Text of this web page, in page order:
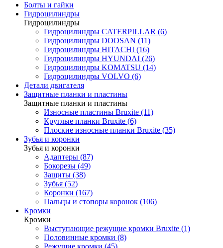
Болты и гайки
Гидроцилиндры
Гидроцилиндры
Гидроцилиндры CATERPILLAR (6)
Гидроцилиндры DOOSAN (11)
Гидроцилиндры HITACHI (16)
Гидроцилиндры HYUNDAI (26)
Гидроцилиндры KOMATSU (14)
Гидроцилиндры VOLVO (6)
Детали двигателя
Защитные планки и пластины
Защитные планки и пластины
Износные пластины Bruxite (11)
Круглые планки Bruxite (6)
Плоские износные планки Bruxite (35)
Зубья и коронки
Зубья и коронки
Адаптеры (87)
Бокорезы (49)
Защиты (38)
Зубья (52)
Коронки (167)
Пальцы и стопоры коронок (106)
Кромки
Кромки
Выступающие режущие кромки Bruxite (1)
Половинные кромки (8)
Режущие кромки (45)